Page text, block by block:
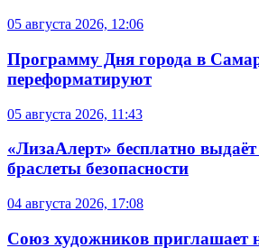
05 августа 2026, 12:06
Программу Дня города в
переформатируют
05 августа 2026, 11:43
«ЛизаАлерт» бесплатно
браслеты безопасности
04 августа 2026, 17:08
Союз художников приглашает